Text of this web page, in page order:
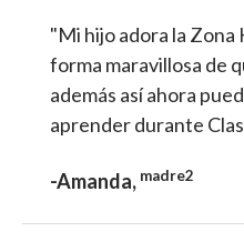
"Mi hijo adora la Zona
forma maravillosa de
además así ahora
aprender durante
-Amanda, madre2